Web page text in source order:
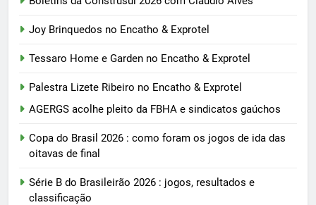
Joy Brinquedos no Encatho & Exprotel
Tessaro Home e Garden no Encatho & Exprotel
Palestra Lizete Ribeiro no Encatho & Exprotel
AGERGS acolhe pleito da FBHA e sindicatos gaúchos
Copa do Brasil 2026 : como foram os jogos de ida das
oitavas de final
Série B do Brasileirão 2026 : jogos, resultados e
classificação